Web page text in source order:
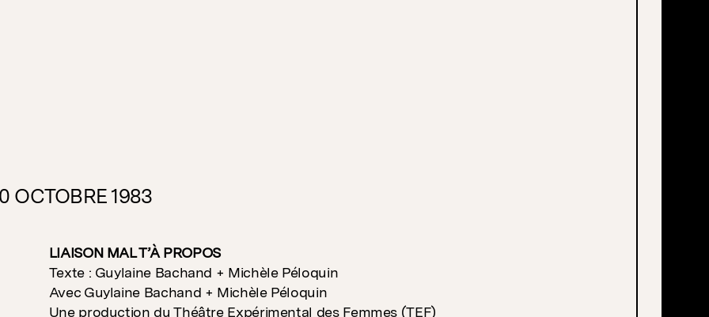
OCTOBRE 1983
LIAISON MAL T’À PROPOS
Texte : Guylaine Bachand + Michèle Péloquin
Avec Guylaine Bachand + Michèle Péloquin
Une production du Théâtre Expérimental des Femmes (TEF)